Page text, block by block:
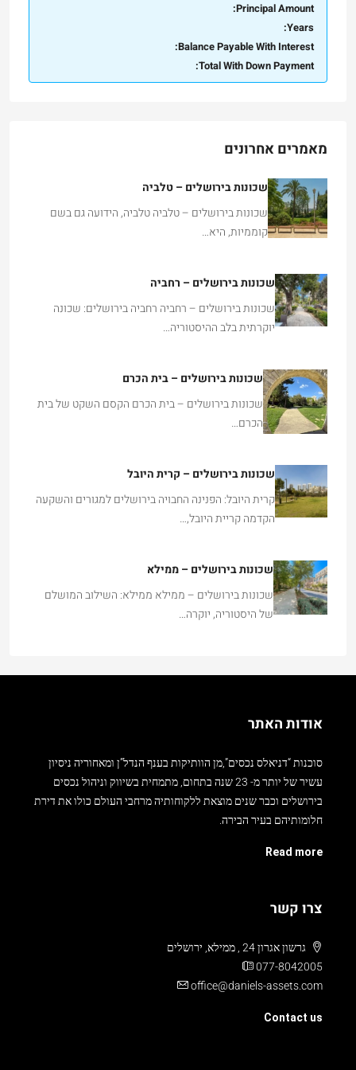
Principal Amount:
Years:
Balance Payable With Interest:
Total With Down Payment:
מאמרים אחרונים
שכונות בירושלים – טלביה
שכונות בירושלים – טלביה טלביה, הידועה גם בשם
קוממיות, היא…
שכונות בירושלים – רחביה
שכונות בירושלים – רחביה רחביה בירושלים: שכונה
יוקרתית בלב ההיסטוריה…
שכונות בירושלים – בית הכרם
שכונות בירושלים – בית הכרם הקסם השקט של בית
הכרם…
שכונות בירושלים – קרית היובל
קרית היובל: הפנינה החבויה בירושלים למגורים והשקעה
הקדמה קריית היובל,…
שכונות בירושלים – ממילא
שכונות בירושלים – ממילא ממילא: השילוב המושלם
של היסטוריה, יוקרה…
אודות האתר
סוכנות “דניאלס נכסים”,מן הוותיקות בענף הנדל”ן ומאחוריה ניסיון
עשיר של יותר מ- 23 שנה בתחום, מתמחית בשיווק וניהול נכסים
בירושלים וכבר שנים מוצאת ללקוחותיה מרחבי העולם כולו את דירת
חלומותיהם בעיר הבירה.
Read more
צרו קשר
גרשון אגרון 24 , ממילא, ירושלים
077-8042005
office@daniels-assets.com
Contact us